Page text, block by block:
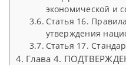
экономической и
Статья 16.
утверждения
Статья 17.
Глава 4.